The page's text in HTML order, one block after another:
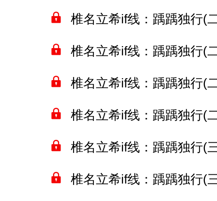
椎名立希if线：踽踽独行(
椎名立希if线：踽踽独行(
椎名立希if线：踽踽独行(
椎名立希if线：踽踽独行(
椎名立希if线：踽踽独行(
椎名立希if线：踽踽独行(